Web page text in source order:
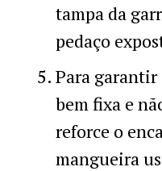
tampa da
pedaço
Para garantir
bem fixa e
reforce o
mangueira